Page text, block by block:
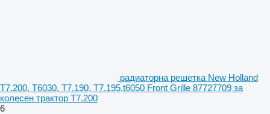
радиаторна решетка New Holland
T7.200, T6030, T7.190, T7.195,t6050 Front Grille 87727709 за
колесен трактор T7.200
6